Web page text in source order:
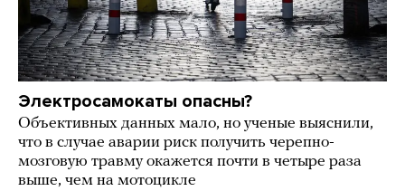
Электросамокаты опасны?
Объективных данных мало, но ученые выяснили,
что в случае аварии риск получить черепно-
мозговую травму окажется почти в четыре раза
выше, чем на мотоцикле